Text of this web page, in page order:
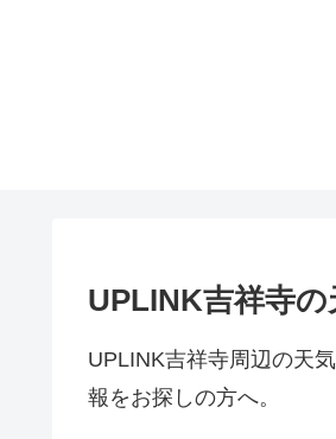
UPLINK吉祥寺
UPLINK吉祥寺周辺の天
報をお探しの方へ。